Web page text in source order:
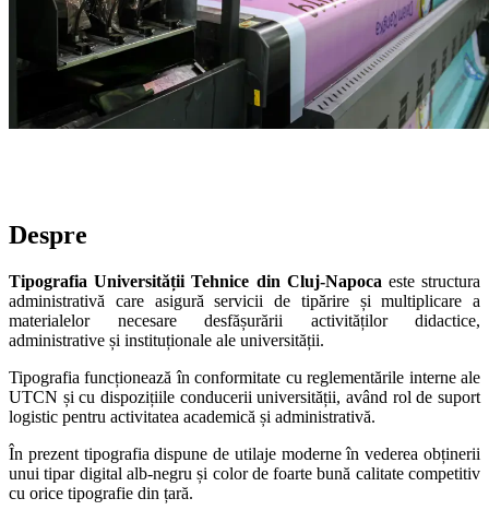
Despre
Tipografia Universității Tehnice din Cluj‑Napoca este structura
administrativă care asigură servicii de tipărire și multiplicare a
materialelor necesare desfășurării activităților didactice,
administrative și instituționale ale universității.
Tipografia funcționează în conformitate cu reglementările interne ale
UTCN și cu dispozițiile conducerii universității, având rol de suport
logistic pentru activitatea academică și administrativă.
În prezent tipografia dispune de utilaje moderne în vederea obținerii
unui tipar digital alb-negru și color de foarte bună calitate competitiv
cu orice tipografie din țară.